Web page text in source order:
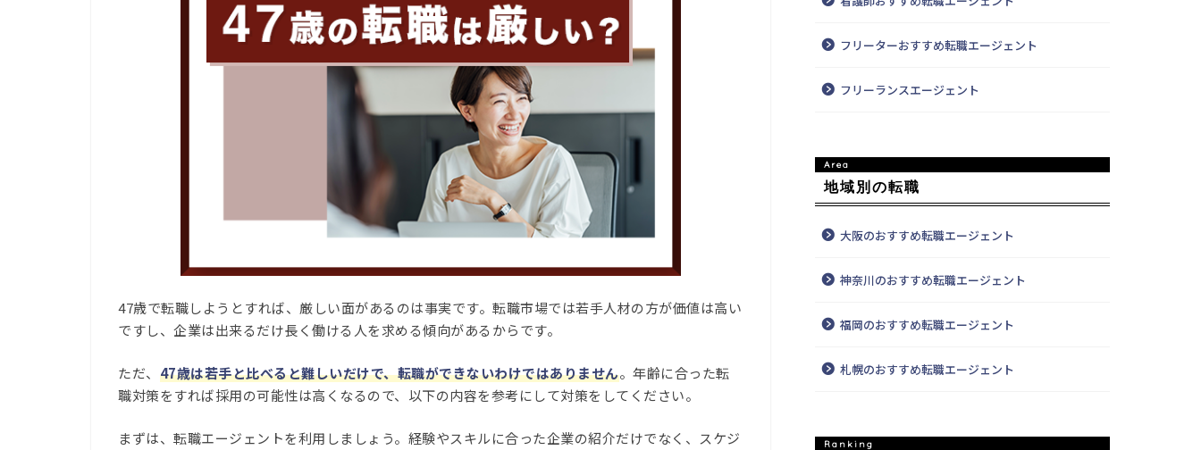
47歳で転職しようとすれば、厳しい面があるのは事実です。転職市場では若手人材の方が価値は高い
ですし、企業は出来るだけ長く働ける人を求める傾向があるからです。
ただ、 47歳は若手と比べると難しいだけで、転職ができないわけではありません。年齢に合った転
職対策をすれば採用の可能性は高くなるので、以下の内容を参考にして対策をしてください。
まずは、転職エージェントを利用しましょう。経験やスキルに合った企業の紹介だけでなく、スケジ
フリーターおすすめ転職エージェント
フリーランスエージェント
地域別の転職
大阪のおすすめ転職エージェント
神奈川のおすすめ転職エージェント
福岡のおすすめ転職エージェント
札幌のおすすめ転職エージェント